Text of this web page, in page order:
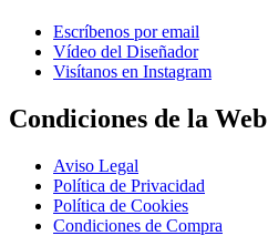
Escríbenos por email
Vídeo del Diseñador
Visítanos en Instagram
Condiciones de la Web
Aviso Legal
Política de Privacidad
Política de Cookies
Condiciones de Compra